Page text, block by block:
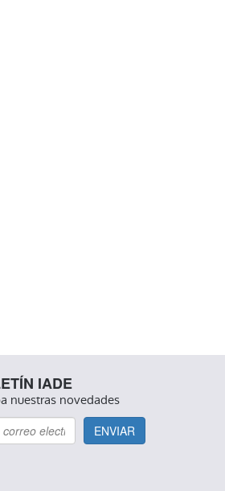
IADE
nuestras novedades
ENVIAR